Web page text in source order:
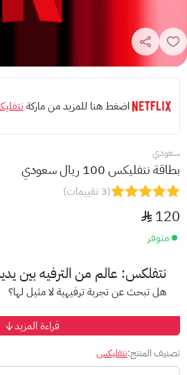
اضغط هنا للمزيد من ماركة
سعودي
بطاقة نتفليكس 100 ريال سعودي
(3 تقييمات)
120
متوفر
نتفلكس: عالم من الترفيه بين
هل تبحث عن تجربة ترفيهية لا مثيل لها؟
مع بطاقة نتفلكس، ستتمكن من:
مشاهدة أفلام ومسلسلات حصرية من
الاستمتاع بجودة عالية وترجمة دقيقة.
قراءة المزيد
تصنيف المنتج:نتفليكس